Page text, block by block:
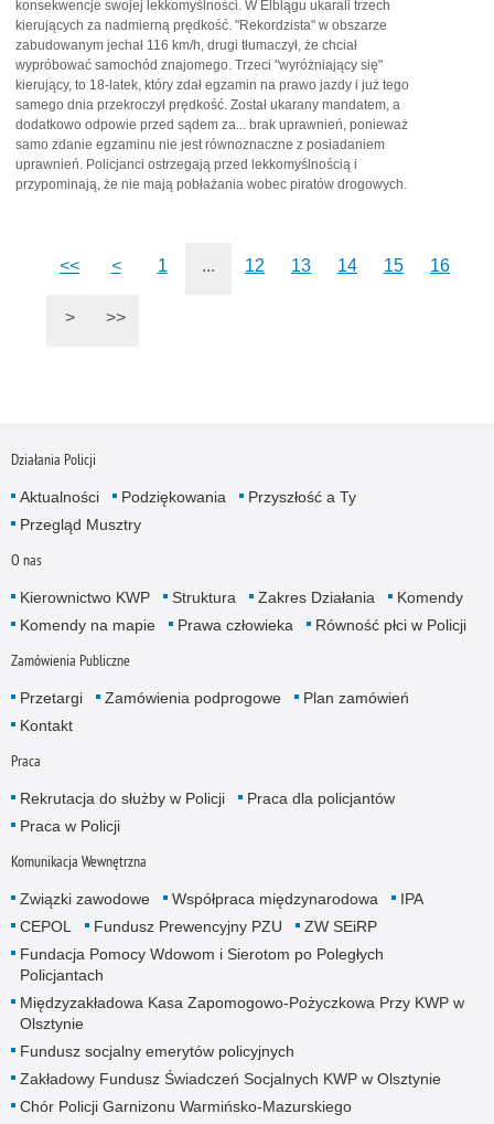
konsekwencje swojej lekkomyślności. W Elblągu ukarali trzech
kierujących za nadmierną prędkość. "Rekordzista" w obszarze
zabudowanym jechał 116 km/h, drugi tłumaczył, że chciał
wypróbować samochód znajomego. Trzeci "wyróżniający się"
kierujący, to 18-latek, który zdał egzamin na prawo jazdy i już tego
samego dnia przekroczył prędkość. Został ukarany mandatem, a
dodatkowo odpowie przed sądem za... brak uprawnień, ponieważ
samo zdanie egzaminu nie jest równoznaczne z posiadaniem
uprawnień. Policjanci ostrzegają przed lekkomyślnością i
przypominają, że nie mają pobłażania wobec piratów drogowych.
<< < 1 ... 12 13 14 15 16
> >>
Działania Policji
Aktualności Podziękowania
Przyszłość a Ty
Przegląd Musztry
O nas
Kierownictwo KWP Struktura Zakres Działania
Komendy
Komendy na mapie
Prawa człowieka Równość płci w Policji
Zamówienia Publiczne
Przetargi Zamówienia podprogowe
Plan zamówień
Kontakt
Praca
Rekrutacja do służby w Policji
Praca dla policjantów
Praca w Policji
Komunikacja Wewnętrzna
Związki zawodowe Współpraca międzynarodowa
IPA
CEPOL
Fundusz Prewencyjny PZU
ZW SEiRP
Fundacja Pomocy Wdowom i Sierotom po Poległych
Policjantach
Międzyzakładowa Kasa Zapomogowo-Pożyczkowa Przy KWP w
Olsztynie
Fundusz socjalny emerytów policyjnych
Zakładowy Fundusz Świadczeń Socjalnych KWP w Olsztynie
Chór Policji Garnizonu Warmińsko-Mazurskiego